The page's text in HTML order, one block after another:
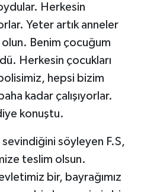
Herkesin
Yeter artık anneler
Benim çocuğum
Herkesin çocukları
hepsi bizim
kadar çalışıyorlar.
konuştu.
söyleyen F.S,
teslim olsun.
bir, bayrağımız